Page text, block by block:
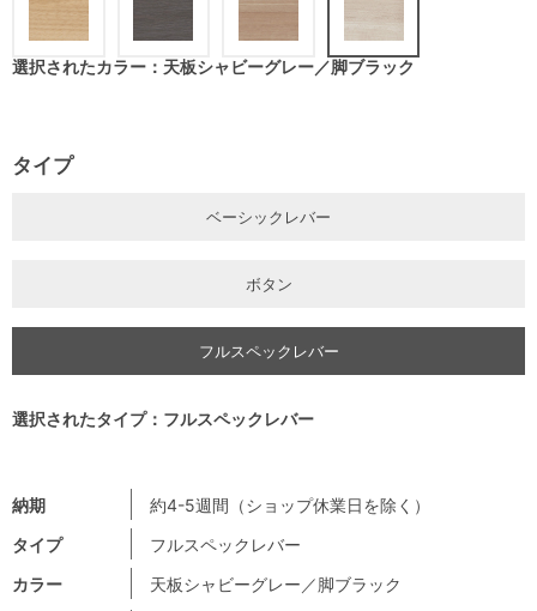
納期
約4-5週間（ショップ休業日を除く）
タイプ
フルスペックレバー
カラー
天板シャビーグレー／脚ブラック
選択されたカラー：天板シャビーグレー／脚ブラック
タイプ
ベーシックレバー
ボタン
フルスペックレバー
選択されたタイプ：フルスペックレバー